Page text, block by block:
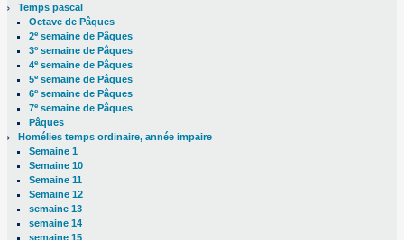
Temps pascal
Octave de Pâques
2esemaine de Pâques
3esemaine de Pâques
4esemaine de Pâques
5esemaine de Pâques
6esemaine de Pâques
7esemaine de Pâques
Pâques
Homélies temps ordinaire, année impaire
Semaine 1
Semaine 10
Semaine 11
Semaine 12
semaine 13
semaine 14
semaine 15